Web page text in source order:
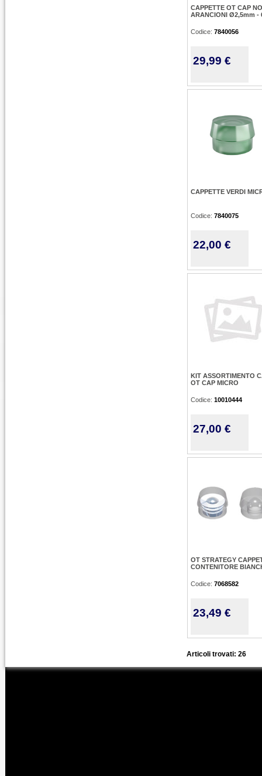
CAPPETTE OT CAP
ARANCIONI Ø2,5mm -
Codice: 7840056
29,99 €
CAPPETTE VERDI
Codice: 7840075
22,00 €
KIT ASSORTIMENTO
OT CAP MICRO
Codice: 10010444
27,00 €
OT STRATEGY
CONTENITORE
Codice: 7068582
23,49 €
Articoli trovati: 26